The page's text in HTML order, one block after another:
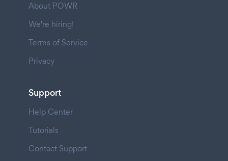
About POWR
We're hiring!
Terms of Service
Privacy
Support
Help Center
Tutorials
Contact Support